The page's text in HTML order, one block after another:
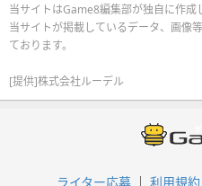
当サイトはGame8編集部が独自に作成
当サイトが掲載しているデータ、画像
ております。
[提供]株式会社ルーデル
ライター応募 利用規約